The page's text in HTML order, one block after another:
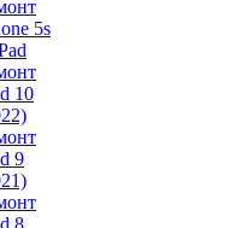
5s
10
9
8